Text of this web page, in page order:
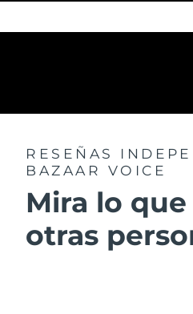
RESEÑAS
BAZAAR VOICE
Mira lo
otras